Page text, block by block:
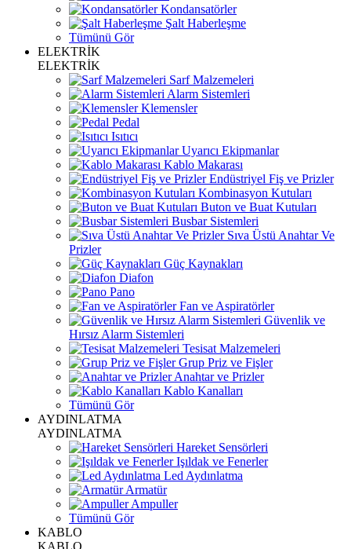
Kondansatörler
Şalt Haberleşme
Tümünü Gör
ELEKTRİK
ELEKTRİK
Sarf Malzemeleri
Alarm Sistemleri
Klemensler
Pedal
Isıtıcı
Uyarıcı Ekipmanlar
Kablo Makarası
Endüstriyel Fiş ve Prizler
Kombinasyon Kutuları
Buton ve Buat Kutuları
Busbar Sistemleri
Sıva Üstü Anahtar Ve
Prizler
Güç Kaynakları
Diafon
Pano
Fan ve Aspiratörler
Güvenlik ve
Hırsız Alarm Sistemleri
Tesisat Malzemeleri
Grup Priz ve Fişler
Anahtar ve Prizler
Kablo Kanalları
Tümünü Gör
AYDINLATMA
AYDINLATMA
Hareket Sensörleri
Işıldak ve Fenerler
Led Aydınlatma
Armatür
Ampuller
Tümünü Gör
KABLO
KABLO